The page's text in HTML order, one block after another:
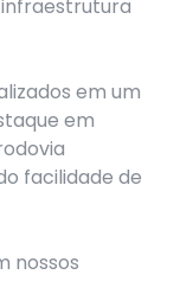
em um
em
facilidade de
nossos